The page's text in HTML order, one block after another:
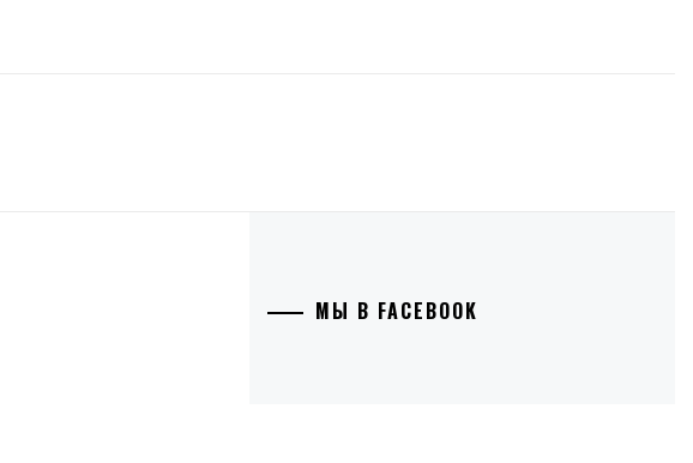
МЫ В FACEBOOK